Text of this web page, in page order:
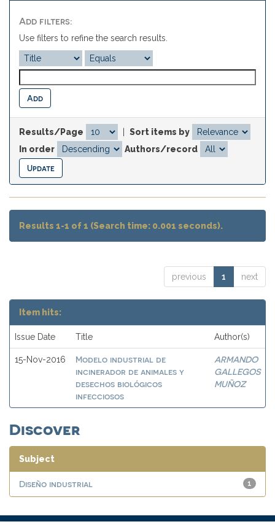
Add filters:
Use filters to refine the search results.
Results/Page
Sort items by
In order
Authors/record
Results 1-1 of 1 (Search time: 0.001 seconds).
previous 1 next
Item hits:
Issue Date Title Author(s)
15-Nov-2016
Modelo industrial de
incinerador de animales y
desechos biológicos
infecciosos
ARMANDO
GALLEGOS
MUÑOZ
Discover
Subject
1
Diseño industrial